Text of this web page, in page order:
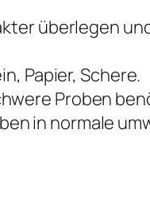
überlegen
Papier, Schere.
Proben
in normale